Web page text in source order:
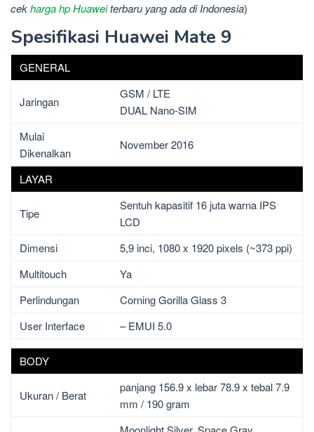
cekharga hp Huaweiterbaru yang ada di Indonesia)
Spesifikasi Huawei Mate 9
GENERAL
Jaringan
GSM / LTE
DUAL Nano-SIM
Mulai
Dikenalkan
November 2016
LAYAR
Tipe
Sentuh kapasitif 16 juta warna IPS
LCD
Dimensi
5,9 inci, 1080 x 1920 pixels (~373 ppi)
Multitouch
Ya
Perlindungan
Corning Gorilla Glass 3
User Interface
– EMUI 5.0
BODY
Ukuran / Berat
panjang 156.9 x lebar 78.9 x tebal 7.9
mm / 190 gram